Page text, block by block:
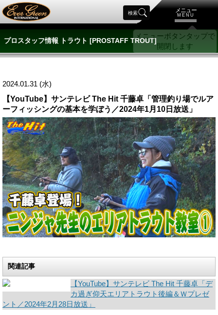
メニュー
MENU
検索
プロスタッフ情報 トラウト [PROSTAFF TROUT]
2024.01.31 (水)
【YouTube】サンテレビ The Hit 千藤卓「管理釣り場でルア
ーフィッシングの基本を学ぼう／2024年1月10日放送」
関連記事
【YouTube】サンテレビ The Hit 千藤卓「デ
カ過ぎ仰天エリアトラウト後編＆Ｗプレゼ
ント／2024年2月28日放送」